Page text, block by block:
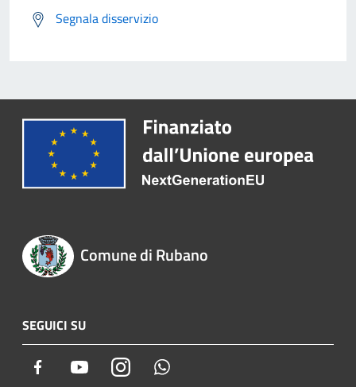
Segnala disservizio
Comune di Rubano
SEGUICI SU
Facebook YoutubeInstagram